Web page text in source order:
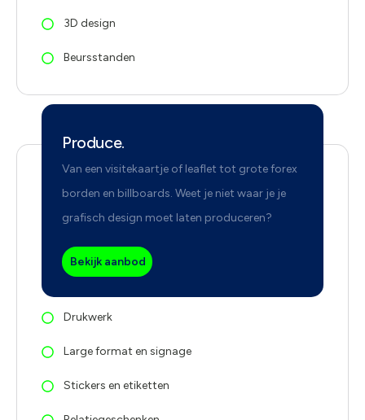
3D design
Beursstanden
Produce.
Van een visitekaartje of leaflet tot grote forex
borden en billboards. Weet je niet waar je je
grafisch design moet laten produceren?
Bekijk aanbod
Drukwerk
Large format en signage
Stickers en etiketten